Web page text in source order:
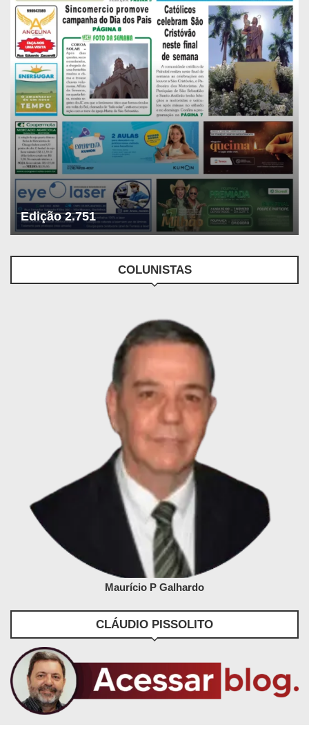
Edição 2.751
COLUNISTAS
Maurício P Galhardo
CLÁUDIO PISSOLITO